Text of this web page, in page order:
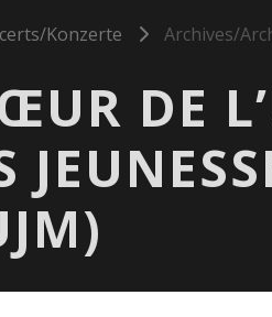
Konzerte Archives/
DE